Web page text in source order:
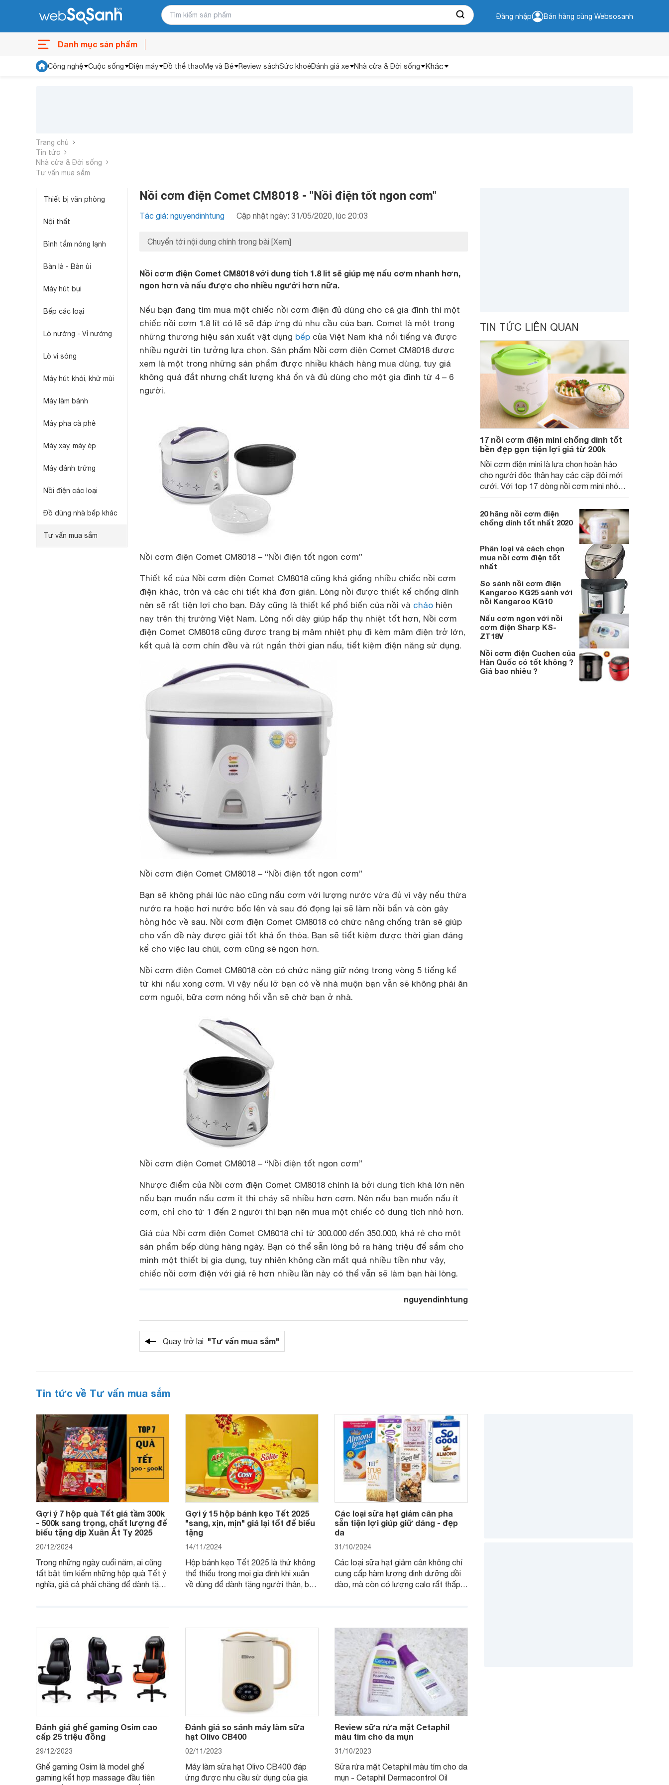
Đăng nhập Bán hàng cùng Websosanh
Danh mục sản phẩm
Công nghệ Cuộc sống Điện máy Đồ thể thaoMẹ và Bé Review sáchSức khoẻĐánh giá xe Nhà cửa & Đời sống Khác
Trang chủ
Tin tức
Nhà cửa & Đời sống
Tư vấn mua sắm
Thiết bị văn phòng
Nội thất
Bình tắm nóng lạnh
Bàn là - Bàn ủi
Máy hút bụi
Bếp các loại
Lò nướng - Vỉ nướng
Lò vi sóng
Máy hút khói, khử mùi
Máy làm bánh
Máy pha cà phê
Máy xay, máy ép
Máy đánh trứng
Nồi điện các loại
Đồ dùng nhà bếp khác
Tư vấn mua sắm
Nồi cơm điện Comet CM8018 - "Nồi điện tốt ngon cơm"
Tác giả: nguyendinhtung Cập nhật ngày: 31/05/2020, lúc 20:03
Chuyển tới nội dung chính trong bài [Xem]
Nồi cơm điện Comet CM8018 với dung tích 1.8 lit sẽ giúp mẹ nấu cơm nhanh hơn,
ngon hơn và nấu được cho nhiều người hơn nữa.
Nếu bạn đang tìm mua một chiếc nồi cơm điện đủ dùng cho cả gia đình thì một
chiếc nồi cơm 1.8 lít có lẽ sẽ đáp ứng đủ nhu cầu của bạn. Comet là một trong
những thương hiệu sản xuất vật dụng bếp của Việt Nam khá nổi tiếng và được
nhiều người tin tưởng lựa chọn. Sản phẩm Nồi cơm điện Comet CM8018 được
xem là một trong những sản phẩm được nhiều khách hàng mua dùng, tuy giá
không quá đắt nhưng chất lượng khá ổn và đủ dùng cho một gia đình từ 4 – 6
người.
Nồi cơm điện Comet CM8018 – “Nồi điện tốt ngon cơm”
Thiết kế của Nồi cơm điện Comet CM8018 cũng khá giống nhiều chiếc nồi cơm
điện khác, tròn và các chi tiết khá đơn giản. Lòng nồi được thiết kế chống dính
nên sẽ rất tiện lợi cho bạn. Đây cũng là thiết kế phổ biến của nồi và chảo hiện
nay trên thị trường Việt Nam. Lòng nối dày giúp hấp thụ nhiệt tốt hơn, Nồi cơm
điện Comet CM8018 cũng được trang bị mâm nhiệt phụ đi kèm mâm điện trở lớn,
kết quả là cơm chín đều và rút ngắn thời gian nấu, tiết kiệm điện năng sử dụng.
Nồi cơm điện Comet CM8018 – “Nồi điện tốt ngon cơm”
Bạn sẽ không phải lúc nào cũng nấu cơm với lượng nước vừa đủ vì vậy nếu thừa
nước ra hoặc hơi nước bốc lên và sau đó đọng lại sẽ làm nồi bẩn và còn gây
hỏng hóc về sau. Nồi cơm điện Comet CM8018 có chức năng chống tràn sẽ giúp
cho vấn đề này được giải tốt khá ổn thỏa. Bạn sẽ tiết kiệm được thời gian đáng
kể cho việc lau chùi, cơm cũng sẽ ngon hơn.
Nồi cơm điện Comet CM8018 còn có chức năng giữ nóng trong vòng 5 tiếng kể
từ khi nấu xong cơm. Vì vậy nếu lỡ bạn có về nhà muộn bạn vẫn sẽ không phải ăn
cơm nguội, bữa cơm nóng hổi vẫn sẽ chờ bạn ở nhà.
Nồi cơm điện Comet CM8018 – “Nồi điện tốt ngon cơm”
Nhược điểm của Nồi cơm điện Comet CM8018 chính là bởi dung tích khá lớn nên
nếu bạn muốn nấu cơm ít thì cháy sẽ nhiều hơn cơm. Nên nếu bạn muốn nấu ít
cơm, chỉ cho từ 1 đến 2 người thì bạn nên mua một chiếc có dung tích nhỏ hơn.
Giá của Nồi cơm điện Comet CM8018 chỉ từ 300.000 đến 350.000, khá rẻ cho một
sản phẩm bếp dùng hàng ngày. Bạn có thể sẵn lòng bỏ ra hàng triệu để sắm cho
mình một thiết bị gia dụng, tuy nhiên không cần mất quá nhiều tiền như vậy,
chiếc nồi cơm điện với giá rẻ hơn nhiều lần này có thể vẫn sẽ làm bạn hài lòng.
nguyendinhtung
Quay trở lại "Tư vấn mua sắm"
TIN TỨC LIÊN QUAN
17 nồi cơm điện mini chống dính tốt
bền đẹp gọn tiện lợi giá từ 200k
Nồi cơm điện mini là lựa chọn hoàn hảo
cho người độc thân hay các cặp đôi mới
cưới. Với top 17 dòng nồi cơm mini nhỏ
gọn, tiện lợi giá chỉ từ 200k dưới đây sẽ là
những gợi ý tốt nhất bạn nên tham khảo.
20 hãng nồi cơm điện
chống dính tốt nhất 2020
Phân loại và cách chọn
mua nồi cơm điện tốt
nhất
So sánh nồi cơm điện
Kangaroo KG25 sánh với
nồi Kangaroo KG10
Nấu cơm ngon với nồi
cơm điện Sharp KS-
ZT18V
Nồi cơm điện Cuchen của
Hàn Quốc có tốt không ?
Giá bao nhiêu ?
Tin tức về Tư vấn mua sắm
Gợi ý 7 hộp quà Tết giá tầm 300k
- 500k sang trọng, chất lượng để
biếu tặng dịp Xuân Ất Tỵ 2025
20/12/2024
Trong những ngày cuối năm, ai cũng
tất bật tìm kiếm những hộp quà Tết ý
nghĩa, giá cả phải chăng để dành tặng
- 500k đẹp mắt nhé.
Gợi ý 15 hộp bánh kẹo Tết 2025
"sang, xịn, mịn" giá lại tốt để biếu
tặng
14/11/2024
Hộp bánh kẹo Tết 2025 là thứ không
thể thiếu trong mọi gia đình khi xuân
về dùng để dành tặng người thân, bạn
2025 mới vừa sang, giá vừa hợp lý để
mua sắm cuối năm.
Các loại sữa hạt giảm cân pha
sẵn tiện lợi giúp giữ dáng - đẹp
da
31/10/2024
Các loại sữa hạt giảm cân không chỉ
cung cấp hàm lượng dinh dưỡng dồi
dào, mà còn có lượng calo rất thấp
tiên hàng đầu, cùng tham khảo ngay!
Đánh giá ghế gaming Osim cao
cấp 25 triệu đồng
29/12/2023
Ghế gaming Osim là model ghế
gaming kết hợp massage đầu tiên
Đánh giá so sánh máy làm sữa
hạt Olivo CB400
02/11/2023
Máy làm sữa hạt Olivo CB400 đáp
ứng được nhu cầu sử dụng của gia
Review sữa rửa mặt Cetaphil
màu tím cho da mụn
31/10/2023
Sữa rửa mặt Cetaphil màu tím cho da
mụn - Cetaphil Dermacontrol Oil